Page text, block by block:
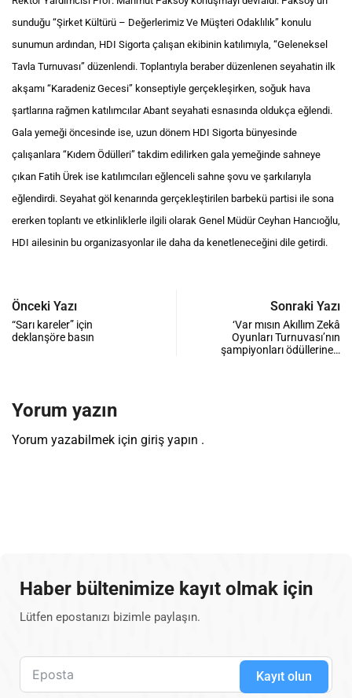
sunduğu “Şirket Kültürü – Değerlerimiz Ve Müşteri Odaklılık” konulu
sunumun ardından, HDI Sigorta çalışan ekibinin katılımıyla, “Geleneksel
Tavla Turnuvası” düzenlendi. Toplantıyla beraber düzenlenen seyahatin ilk
akşamı “Karadeniz Gecesi” konseptiyle gerçekleşirken, soğuk hava
şartlarına rağmen katılımcılar Abant seyahati esnasında oldukça eğlendi.
Gala yemeği öncesinde ise, uzun dönem HDI Sigorta bünyesinde
çalışanlara “Kıdem Ödülleri” takdim edilirken gala yemeğinde sahneye
çıkan Fatih Ürek ise katılımcıları eğlenceli sahne şovu ve şarkılarıyla
eğlendirdi. Seyahat göl kenarında gerçekleştirilen barbekü partisi ile sona
ererken toplantı ve etkinliklerle ilgili olarak Genel Müdür Ceyhan Hancıoğlu,
HDI ailesinin bu organizasyonlar ile daha da kenetleneceğini dile getirdi.
Önceki Yazı
“Sarı kareler” için
deklanşöre basın
Sonraki Yazı
‘Var mısın Akıllım Zekâ
Oyunları Turnuvası’nın
şampiyonları ödüllerine…
Yorum yazın
Yorum yazabilmek için giriş yapın .
Haber bültenimize kayıt olmak için
Lütfen epostanızı bizimle paylaşın.
Kayıt olun